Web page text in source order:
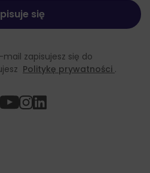
zapisujesz się do
Politykę prywatności .